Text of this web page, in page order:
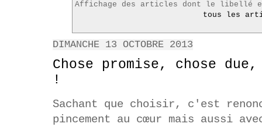
Affichage des articles dont le libellé
tous les
DIMANCHE 13 OCTOBRE 2013
Chose promise, chose
!
Sachant que choisir, c'est
pincement au cœur mais aussi